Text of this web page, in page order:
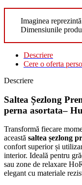
Imaginea
Dimensiunile
Descriere
Cere o oferta
Descriere
Saltea Șezlong
perna asortata–
Transformă fiecare
această saltea șezlong
confort superior și
interior. Ideală pentru
sau zone de relaxare
elegant cu materiale